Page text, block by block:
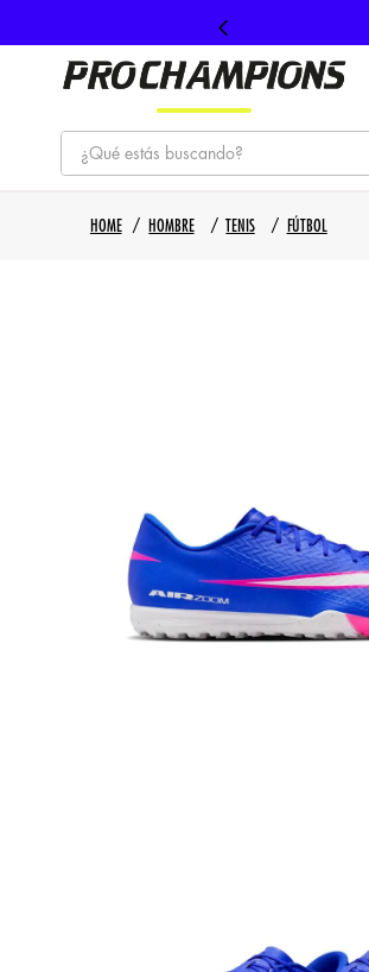
¿Qué estás buscando?
1. tenis
HOMBRE TENIS FÚTBOL